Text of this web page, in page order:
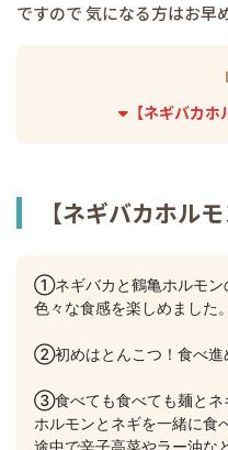
ですので 気になる方はお早
【ネギバカホ
【ネギバカホル
①ネギバカと鶴亀ホルモン
色々な食感を楽しめました。
②初めはとんこつ！食べ進
③食べても食べても麺とネ
ホルモンとネギを一緒に食
途中で辛子高菜やラー油な